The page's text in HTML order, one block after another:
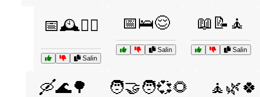
📅🕰️🧘‍♂️
Salin
📅🛌😌
Salin
📖📝🧘
Salin
🛶🌊🌳 🧑‍🤝‍🧑💞🌻 🧘🌿🍀